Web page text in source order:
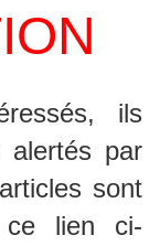
ils
alertés par
sont
ce lien ci-